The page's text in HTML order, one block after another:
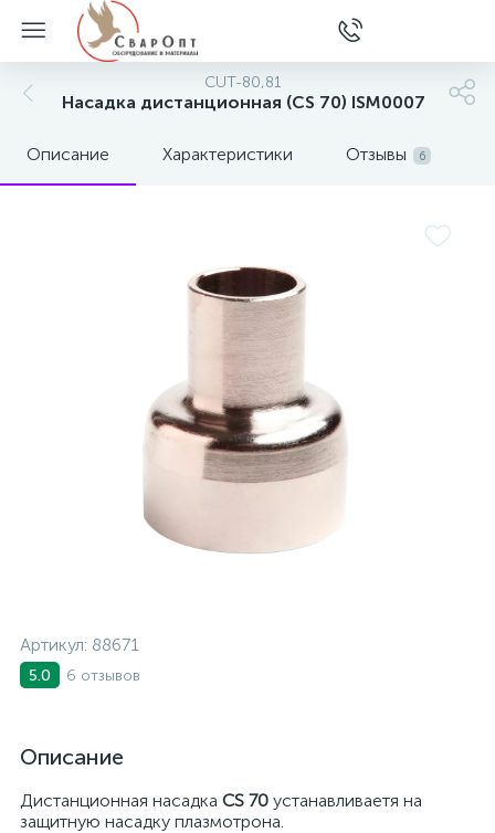
CUT-80,81
Насадка дистанционная (CS 70) ISM0007
Описание Характеристики Отзывы 6
Артикул: 88671
5.0 6 отзывов
Описание
Дистанционная насадка СS 70 устанавливаетя на
защитную насадку плазмотрона.